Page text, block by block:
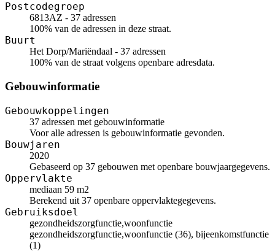
Postcodegroep
6813AZ - 37 adressen
100% van de adressen in deze straat.
Buurt
Het Dorp/Mariëndaal - 37 adressen
100% van de straat volgens openbare adresdata.
Gebouwinformatie
Gebouwkoppelingen
37 adressen met gebouwinformatie
Voor alle adressen is gebouwinformatie gevonden.
Bouwjaren
2020
Gebaseerd op 37 gebouwen met openbare bouwjaargegevens.
Oppervlakte
mediaan 59 m2
Berekend uit 37 openbare oppervlaktegegevens.
Gebruiksdoel
gezondheidszorgfunctie,woonfunctie
gezondheidszorgfunctie,woonfunctie (36), bijeenkomstfunctie
(1)